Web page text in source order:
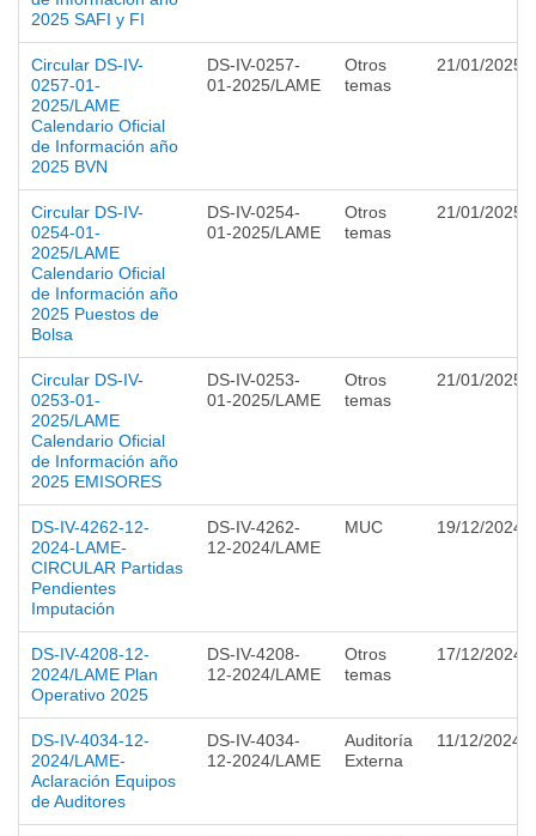
2025 SAFI y FI
Circular DS-IV-
0257-01-
2025/LAME
Calendario Oficial
de Información año
2025 BVN
DS-IV-0257-
01-2025/LAME
Otros
temas
21/01/2025
Circular DS-IV-
0254-01-
2025/LAME
Calendario Oficial
de Información año
2025 Puestos de
Bolsa
DS-IV-0254-
01-2025/LAME
Otros
temas
21/01/2025
Circular DS-IV-
0253-01-
2025/LAME
Calendario Oficial
de Información año
2025 EMISORES
DS-IV-0253-
01-2025/LAME
Otros
temas
21/01/2025
DS-IV-4262-12-
2024-LAME-
CIRCULAR Partidas
Pendientes
Imputación
DS-IV-4262-
12-2024/LAME
MUC 19/12/2024
DS-IV-4208-12-
2024/LAME Plan
Operativo 2025
DS-IV-4208-
12-2024/LAME
Otros
temas
17/12/2024
DS-IV-4034-12-
2024/LAME-
Aclaración Equipos
de Auditores
DS-IV-4034-
12-2024/LAME
Auditoría
Externa
11/12/2024